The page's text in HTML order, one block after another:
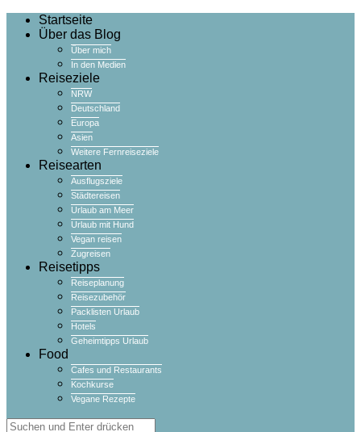
Startseite
Über das Blog
Über mich
In den Medien
Reiseziele
NRW
Deutschland
Europa
Asien
Weitere Fernreiseziele
Reisearten
Ausflugsziele
Städtereisen
Urlaub am Meer
Urlaub mit Hund
Vegan reisen
Zugreisen
Reisetipps
Reiseplanung
Reisezubehör
Packlisten Urlaub
Hotels
Geheimtipps Urlaub
Food
Cafes und Restaurants
Kochkurse
Vegane Rezepte